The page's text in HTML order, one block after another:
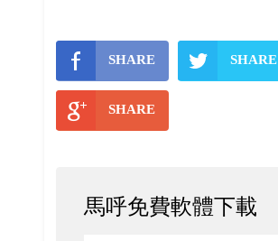
SHARE SHARE
SHARE
馬呼免費軟體下載